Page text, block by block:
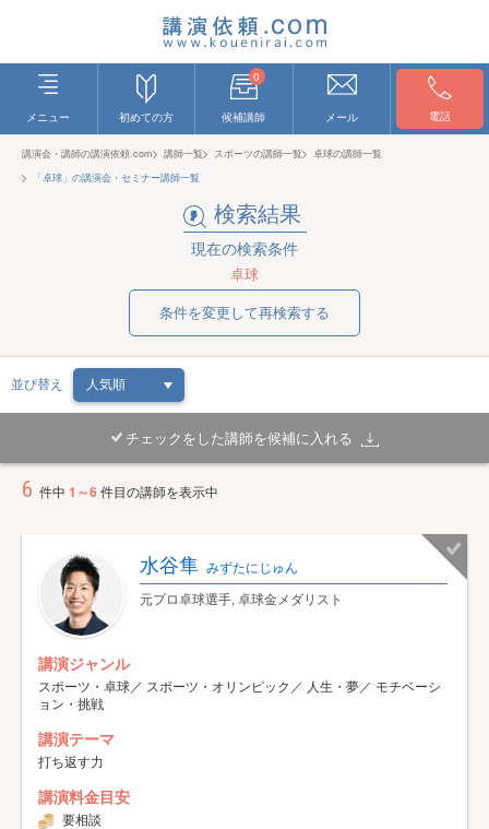
メニュー 初めての方
0
候補講師 メール 電話
講演会・講師の講演依頼.com 講師一覧 スポーツの講師一覧
卓球の講師一覧
「卓球」の講演会・セミナー講師一覧
検索結果
現在の検索条件
卓球
条件を変更して再検索する
並び替え
チェックをした講師を候補に入れる
6 件中 1～6 件目の講師を表示中
水谷隼 みずたにじゅん
元プロ卓球選手, 卓球金メダリスト
講演ジャンル
スポーツ・卓球／ スポーツ・オリンピック／ 人生・夢／ モチベーシ
ョン・挑戦
講演テーマ
打ち返す力
講演料金目安
要相談